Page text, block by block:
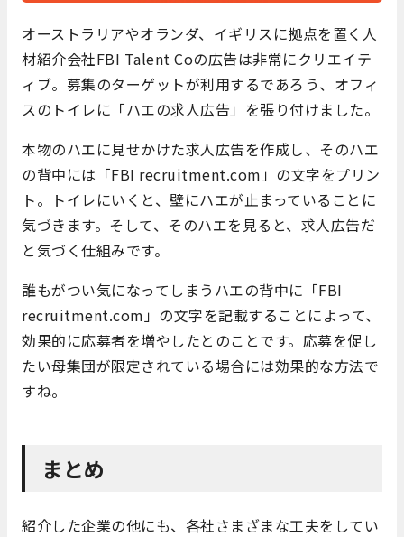
オーストラリアやオランダ、イギリスに拠点を置く人
材紹介会社FBI Talent Coの広告は非常にクリエイテ
ィブ。募集のターゲットが利用するであろう、オフィ
スのトイレに「ハエの求人広告」を張り付けました。
本物のハエに見せかけた求人広告を作成し、そのハエ
の背中には「FBI recruitment.com」の文字をプリン
ト。トイレにいくと、壁にハエが止まっていることに
気づきます。そして、そのハエを見ると、求人広告だ
と気づく仕組みです。
誰もがつい気になってしまうハエの背中に「FBI
recruitment.com」の文字を記載することによって、
効果的に応募者を増やしたとのことです。応募を促し
たい母集団が限定されている場合には効果的な方法で
すね。
まとめ
紹介した企業の他にも、各社さまざまな工夫をしてい